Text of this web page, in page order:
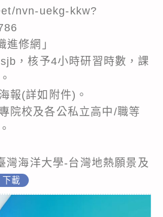
nvn-uekg-kkw?
進修網」
，核予4小時研習時數，課
報(詳如附件)。
院校及各公私立高中/職等
灣海洋大學-台灣地熱願景及
下載